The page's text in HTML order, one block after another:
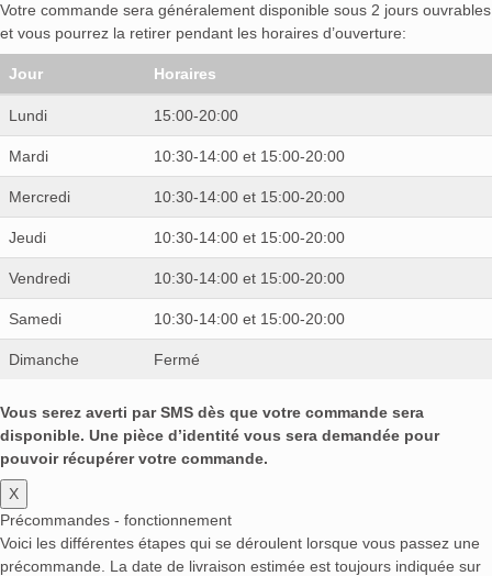
Votre commande sera généralement disponible sous 2 jours ouvrables
et vous pourrez la retirer pendant les horaires d’ouverture:
Jour Horaires
Lundi 15:00-20:00
Mardi 10:30-14:00 et 15:00-20:00
Mercredi 10:30-14:00 et 15:00-20:00
Jeudi 10:30-14:00 et 15:00-20:00
Vendredi 10:30-14:00 et 15:00-20:00
Samedi 10:30-14:00 et 15:00-20:00
Dimanche Fermé
Vous serez averti par SMS dès que votre commande sera
disponible. Une pièce d’identité vous sera demandée pour
pouvoir récupérer votre commande.
X
Précommandes - fonctionnement
Voici les différentes étapes qui se déroulent lorsque vous passez une
précommande. La date de livraison estimée est toujours indiquée sur